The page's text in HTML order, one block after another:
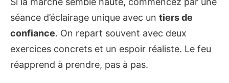
séance d’éclairage unique avec un tiers de
confiance. On repart souvent avec deux
exercices concrets et un espoir réaliste. Le feu
réapprend à prendre, pas à pas.